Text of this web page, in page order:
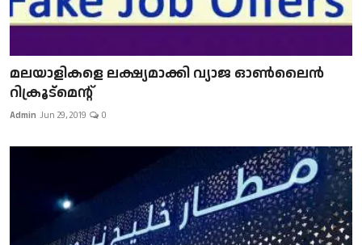
മലയാളികളെ ലക്ഷ്യമാക്കി വ്യാജ ഓൺലൈൻ
റിക്രൂട്മെന്റ്
Admin Jun 29, 2019 0